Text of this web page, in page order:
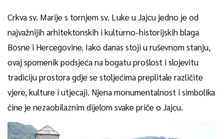
Crkva sv. Marije s tornjem sv. Luke u Jajcu jedno je od
najvažnijih arhitektonskih i kulturno-historijskih blaga
Bosne i Hercegovine. Iako danas stoji u ruševnom stanju,
ovaj spomenik podsjeća na bogatu prošlost i slojevitu
tradiciju prostora gdje se stoljećima preplitale različite
vjere, kulture i utjecaji. Njena monumentalnost i simbolika
čine je nezaobilaznim dijelom svake priče o Jajcu.